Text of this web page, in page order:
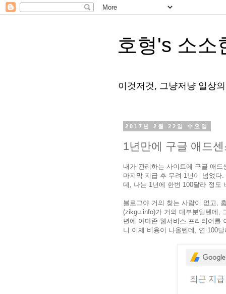
호형's 소소
이것저것, 그냥저냥 일상
2017년 2월 22일 수요일
1년만에 구글 애드
내가 관리하는 사이트에 구글 애
마지막 지급 후 무려 1년이 넘었다
데, 나는 1년에 한번 100달라 정도
블로그야 거의 찾는 사람이 없고,
(zikgu.info)가 거의 대부분일텐데,
년에 아마존 웹서비스 프리티어를
니 이제 비용이 나올텐데, 연 100